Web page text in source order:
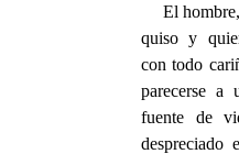
El hombre,
quiso y
con todo
parecerse a
fuente de
despreciado